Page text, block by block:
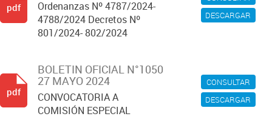
DESCARGAR
Ordenanzas Nº 4787/2024-
4788/2024 Decretos Nº
801/2024- 802/2024
pdf
CONSULTAR
DESCARGAR
BOLETIN OFICIAL N°1050
27 MAYO 2024
CONVOCATORIA A
COMISIÓN ESPECIAL
pdf